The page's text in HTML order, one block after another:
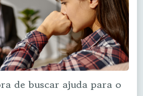
de buscar ajuda para o